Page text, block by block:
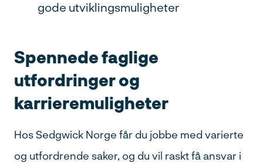
gode utviklingsmuligheter
Spennede faglige
utfordringer og
karrieremuligheter
Hos Sedgwick Norge får du jobbe med varierte
og utfordrende saker, og du vil raskt få ansvar i